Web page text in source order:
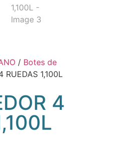
/ Botes de
RUEDAS 1,100L
4